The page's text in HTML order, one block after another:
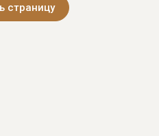
страницу